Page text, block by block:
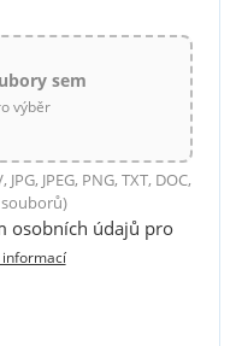
sem
výběr
JPEG, PNG, TXT, DOC,
souborů)
osobních údajů pro
informací